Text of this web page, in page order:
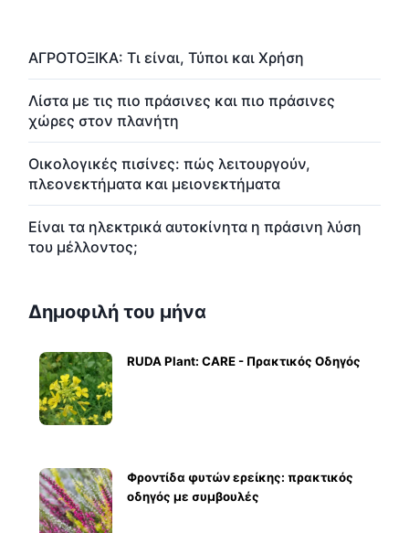
ΑΓΡΟΤΟΞΙΚΑ: Τι είναι, Τύποι και Χρήση
Λίστα με τις πιο πράσινες και πιο πράσινες
χώρες στον πλανήτη
Οικολογικές πισίνες: πώς λειτουργούν,
πλεονεκτήματα και μειονεκτήματα
Είναι τα ηλεκτρικά αυτοκίνητα η πράσινη λύση
του μέλλοντος;
Δημοφιλή του μήνα
RUDA Plant: CARE - Πρακτικός Οδηγός
Φροντίδα φυτών ερείκης: πρακτικός
οδηγός με συμβουλές